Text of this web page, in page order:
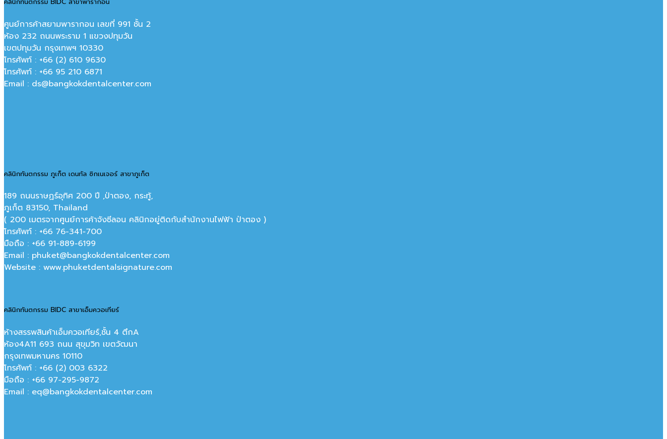
ศูนย์การค้าสยามพารากอน เลขที่ 991 ชั้น 2
ห้อง 232 ถนนพระราม 1 แขวงปทุมวัน
เขตปทุมวัน กรุงเทพฯ 10330
โทรศัพท์ : +66 (2) 610 9630
โทรศัพท์ : +66 95 210 6871
Email : ds@bangkokdentalcenter.com
คลินิกทันตกรรม ภูเก็ต เดนทัล ซิกเนเจอร์ สาขาภูเก็ต
189 ถนนราษฏร์อุทิศ 200 ปี ,ป่าตอง, กระทู้,
ภูเก็ต 83150, Thailand
( 200 เมตรจากศูนย์การค้าจังซีลอน คลินิกอยู่ติดกับสำนักงานไฟฟ้า ป่าตอง )
โทรศัพท์ : +66 76-341-700
มือถือ : +66 91-889-6199
Email : phuket@bangkokdentalcenter.com
Website : www.phuketdentalsignature.com
คลินิกทันตกรรม BIDC สาขาเอ็มควอเทียร์
ห้างสรรพสินค้าเอ็มควอเทียร์,ชั้น 4 ตึกA
ห้อง4A11 693 ถนน สุขุมวิท เขตวัฒนา
กรุงเทพมหานคร‎ 10110
โทรศัพท์ : +66 (2) 003 6322
มือถือ : +66 97-295-9872
Email : eq@bangkokdentalcenter.com